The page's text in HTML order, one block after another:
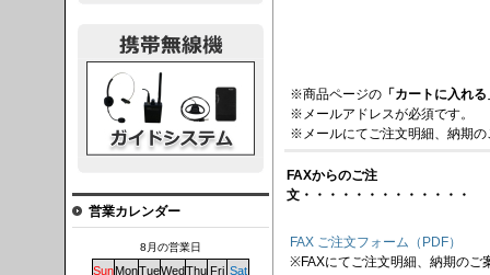
※商品ページの 「カートに入れる
※メールアドレスが必須です。
※メールにてご注文明細、納期
FAXからのご注
文・・・・・・・・・・・・・
FAX ご注文フォーム（PDF）
※FAXにてご注文明細、納期のご
営業カレンダー
8月の営業日
SunMonTueWedThu Fri Sat